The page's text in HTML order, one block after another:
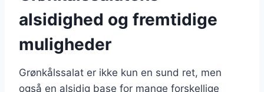
alsidighed og fremtidige
muligheder
Grønkålssalat er ikke kun en sund ret, men
også en alsidig base for mange forskellige